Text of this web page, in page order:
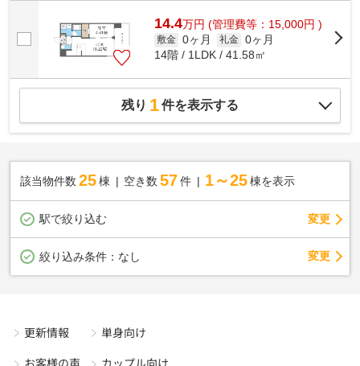
14.4万円 (管理費等：15,000円 )
敷金 0ヶ月 礼金 0ヶ月
14階 / 1LDK / 41.58㎡
残り 1件を表示する
該当物件数 25棟 空き数 57 件 1～25 棟を表示
駅で絞り込む 変更
絞り込み条件： なし 変更
更新情報
単身向け